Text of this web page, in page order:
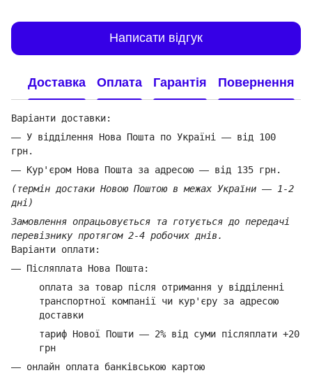
Написати відгук
Доставка Оплата Гарантія Повернення
Варіанти доставки:
— У відділення Нова Пошта по Україні — від 100
грн.
— Кур'єром Нова Пошта за адресою — від 135 грн.
(термін достаки Новою Поштою в межах України — 1-2
дні)
Замовлення опрацьовується та готується до передачі
перевізнику протягом 2-4 робочих днів.
Варіанти оплати:
— Післяплата Нова Пошта:
оплата за товар після отримання у відділенні
транспортної компанії чи кур'єру за адресою
доставки
тариф Нової Пошти — 2% від суми післяплати +20
грн
— онлайн оплата банківською картою